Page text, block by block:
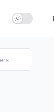
Use setting